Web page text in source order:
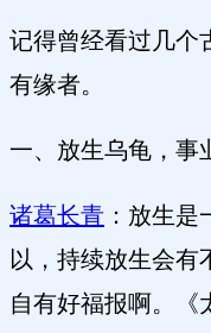
记得曾经看过几个
有缘者。
一、放生乌龟，事
诸葛长青 ：放生
以，持续放生会有
自有好福报啊。《